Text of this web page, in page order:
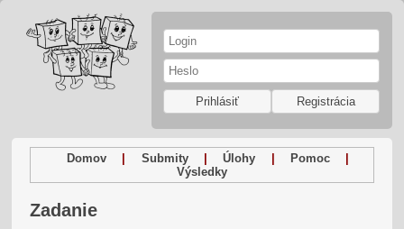
Prihlásiť Registrácia
Domov | Submity | Úlohy | Pomoc
|
Výsledky
Zadanie